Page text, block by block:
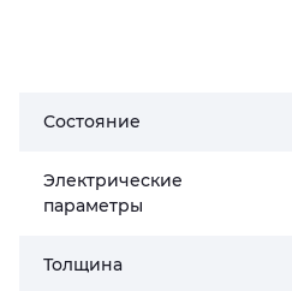
Состояние
Электрические
параметры
Толщина